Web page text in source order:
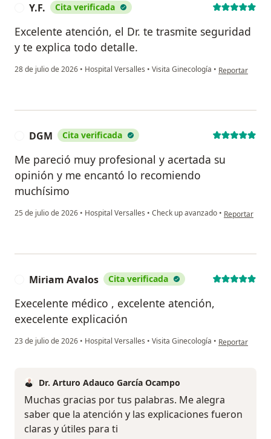
Y.F. Cita verificada
Excelente atención, el Dr. te trasmite seguridad
y te explica todo detalle.
28 de julio de 2026 • Hospital Versalles • Visita Ginecología • en opinión del
Reportar
DGM Cita verificada
Me pareció muy profesional y acertada su
opinión y me encantó lo recomiendo
muchísimo
25 de julio de 2026 • Hospital Versalles • Check up avanzado • en opinión
Reportar
Miriam Avalos Cita verificada
Execelente médico , excelente atención,
execelente explicación
23 de julio de 2026 • Hospital Versalles • Visita Ginecología • en opinión del
Reportar
Dr. Arturo Adauco García Ocampo
Muchas gracias por tus palabras. Me alegra
saber que la atención y las explicaciones fueron
claras y útiles para ti